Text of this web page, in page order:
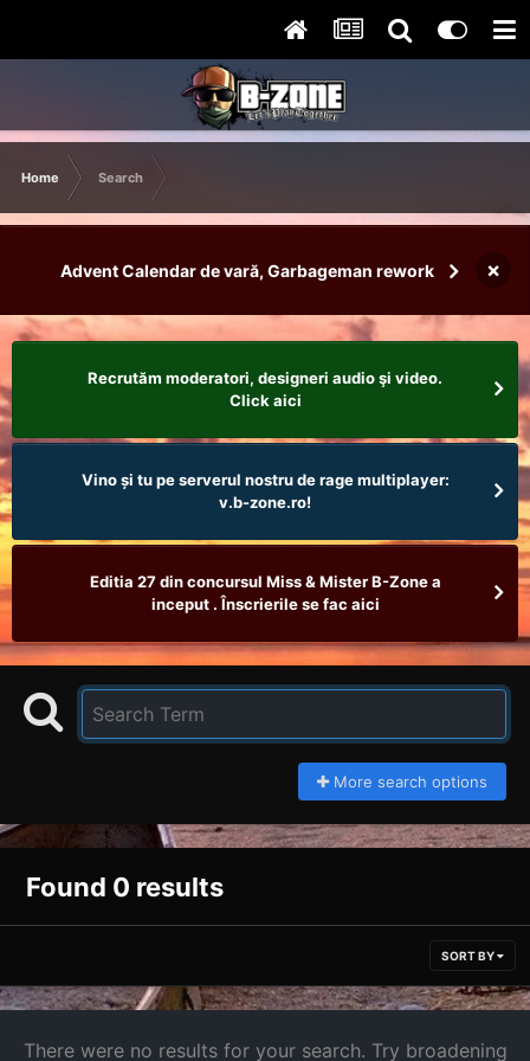
Home Search
Advent Calendar de vară, Garbageman rework ×
Recrutăm moderatori, designeri audio şi video.
Click aici
Vino și tu pe serverul nostru de rage multiplayer:
v.b-zone.ro!
Editia 27 din concursul Miss & Mister B-Zone a
inceput . Înscrierile se fac aici
More search options
Found 0 results
SORT BY
There were no results for your search. Try broadening